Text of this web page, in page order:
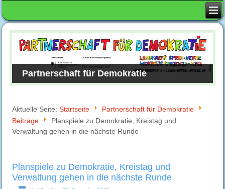
Partnerschaft für Demokratie
Aktuelle Seite:Startseite
Partnerschaft für Demokratie
Beiträge
Planspiele zu Demokratie, Kreistag und
Verwaltung gehen in die nächste Runde
Planspiele zu Demokratie, Kreistag und
Verwaltung gehen in die nächste Runde